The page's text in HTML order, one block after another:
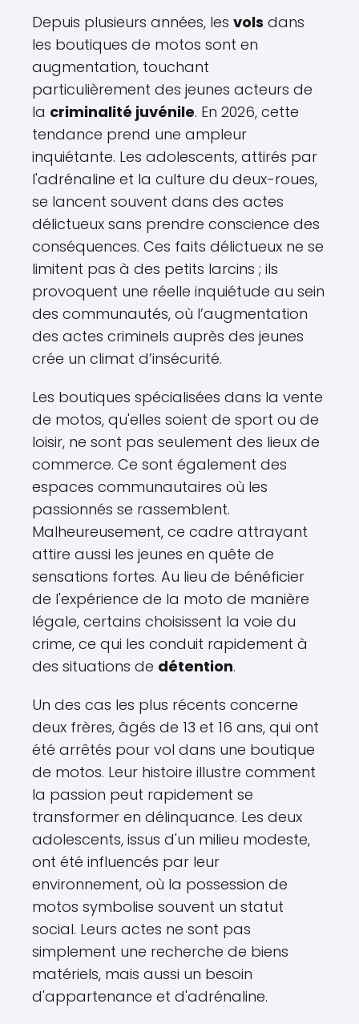
Depuis plusieurs années, les vols dans
les boutiques de motos sont en
augmentation, touchant
particulièrement des jeunes acteurs de
la criminalité juvénile. En 2026, cette
tendance prend une ampleur
inquiétante. Les adolescents, attirés par
l'adrénaline et la culture du deux-roues,
se lancent souvent dans des actes
délictueux sans prendre conscience des
conséquences. Ces faits délictueux ne se
limitent pas à des petits larcins ; ils
provoquent une réelle inquiétude au sein
des communautés, où l’augmentation
des actes criminels auprès des jeunes
crée un climat d’insécurité.
Les boutiques spécialisées dans la vente
de motos, qu'elles soient de sport ou de
loisir, ne sont pas seulement des lieux de
commerce. Ce sont également des
espaces communautaires où les
passionnés se rassemblent.
Malheureusement, ce cadre attrayant
attire aussi les jeunes en quête de
sensations fortes. Au lieu de bénéficier
de l'expérience de la moto de manière
légale, certains choisissent la voie du
crime, ce qui les conduit rapidement à
des situations de détention.
Un des cas les plus récents concerne
deux frères, âgés de 13 et 16 ans, qui ont
été arrêtés pour vol dans une boutique
de motos. Leur histoire illustre comment
la passion peut rapidement se
transformer en délinquance. Les deux
adolescents, issus d'un milieu modeste,
ont été influencés par leur
environnement, où la possession de
motos symbolise souvent un statut
social. Leurs actes ne sont pas
simplement une recherche de biens
matériels, mais aussi un besoin
d'appartenance et d'adrénaline.